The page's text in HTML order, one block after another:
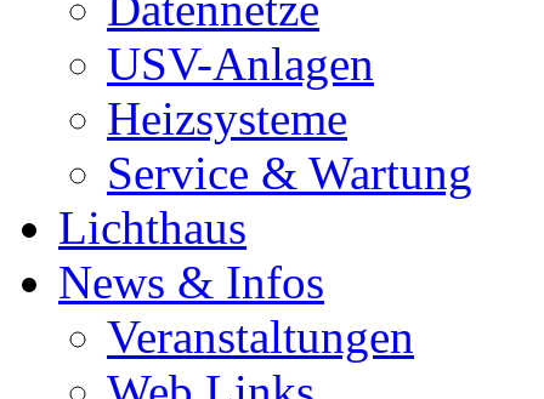
USV-Anlagen
Heizsysteme
Service & Wartung
Lichthaus
News & Infos
Veranstaltungen